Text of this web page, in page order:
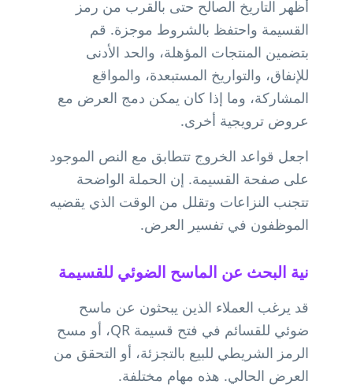
أظهر التاريخ الصالح حتى بالقرب من رمز
القسيمة واحتفظ بالشروط موجزة. قم
بتضمين المنتجات المؤهلة، والحد الأدنى
للإنفاق، والتواريخ المستبعدة، والمواقع
المشاركة، وما إذا كان يمكن دمج العرض مع
عروض ترويجية أخرى.
اجعل قواعد الخروج تتطابق مع النص الموجود
على صفحة القسيمة. إن الحملة الواضحة
تتجنب النزاعات وتقلل من الوقت الذي يقضيه
الموظفون في تفسير العرض.
نية البحث عن الماسح الضوئي للقسيمة
قد يرغب العملاء الذين يبحثون عن ماسح
ضوئي للقسائم في فتح قسيمة QR، أو مسح
الرمز الشريطي للبيع بالتجزئة، أو التحقق من
العرض الحالي. هذه مهام مختلفة.